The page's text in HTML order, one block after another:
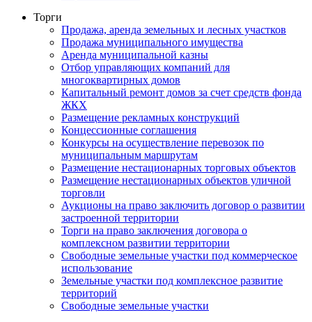
Торги
Продажа, аренда земельных и лесных участков
Продажа муниципального имущества
Аренда муниципальной казны
Отбор управляющих компаний для
многоквартирных домов
Капитальный ремонт домов за счет средств фонда
ЖКХ
Размещение рекламных конструкций
Концессионные соглашения
Конкурсы на осуществление перевозок по
муниципальным маршрутам
Размещение нестационарных торговых объектов
Размещение нестационарных объектов уличной
торговли
Аукционы на право заключить договор о развитии
застроенной территории
Торги на право заключения договора о
комплексном развитии территории
Свободные земельные участки под коммерческое
использование
Земельные участки под комплексное развитие
территорий
Свободные земельные участки